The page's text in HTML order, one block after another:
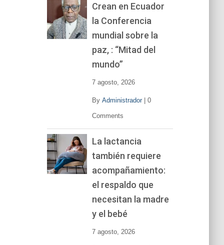
Crean en Ecuador
la Conferencia
mundial sobre la
paz, : “Mitad del
mundo”
7 agosto, 2026
By Administrador| 0
Comments
La lactancia
también requiere
acompañamiento:
el respaldo que
necesitan la madre
y el bebé
7 agosto, 2026